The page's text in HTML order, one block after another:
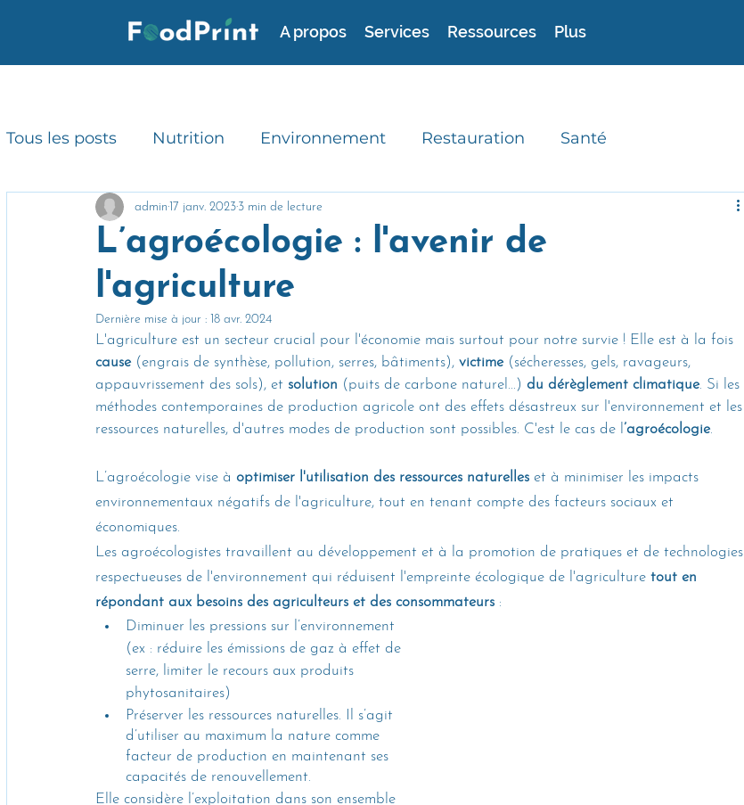
A propos Services Ressources Plus
Tous les posts Nutrition Environnement Restauration Santé
Consommation durable RSE
Gaspillage alimentaire Actualités
L’agroécologie : l'avenir de
l'agriculture
admin 17 janv. 2023 3 min de lecture
Dernière mise à jour : 18 avr. 2024
L'agriculture est un secteur crucial pour l'économie mais surtout pour notre survie ! Elle est à la fois
cause (engrais de synthèse, pollution, serres, bâtiments), victime (sécheresses, gels, ravageurs,
appauvrissement des sols), et solution (puits de carbone naturel...) du dérèglement climatique. Si les
méthodes contemporaines de production agricole ont des effets désastreux sur l'environnement et les
ressources naturelles, d'autres modes de production sont possibles. C'est le cas de l ’agroécologie.
L’agroécologie vise à optimiser l'utilisation des ressources naturelles et à minimiser les impacts
environnementaux négatifs de l'agriculture, tout en tenant compte des facteurs sociaux et
économiques.
Les agroécologistes travaillent au développement et à la promotion de pratiques et de technologies
respectueuses de l'environnement qui réduisent l'empreinte écologique de l'agriculture tout en
répondant aux besoins des agriculteurs et des consommateurs :
Diminuer les pressions sur l’environnement
(ex : réduire les émissions de gaz à effet de
serre, limiter le recours aux produits
phytosanitaires)
Préserver les ressources naturelles. Il s’agit
d’utiliser au maximum la nature comme
facteur de production en maintenant ses
capacités de renouvellement.
Elle considère l’exploitation dans son ensemble